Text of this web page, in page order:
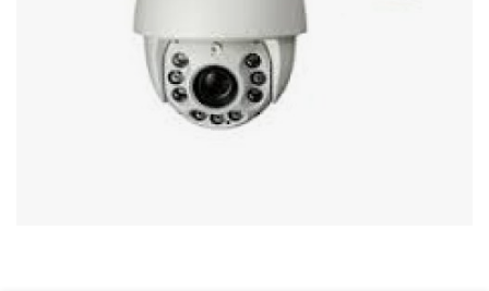
Сетевое оборудование
Системы охлаждения